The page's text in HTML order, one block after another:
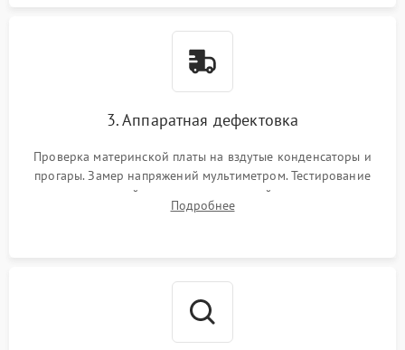
3. Аппаратная дефектовка
Проверка материнской платы на вздутые конденсаторы и
прогары. Замер напряжений мультиметром. Тестирование
оперативной памяти и накопителей с помощью
диагностического ПО для выявления сбойных секторов и
Подробнее